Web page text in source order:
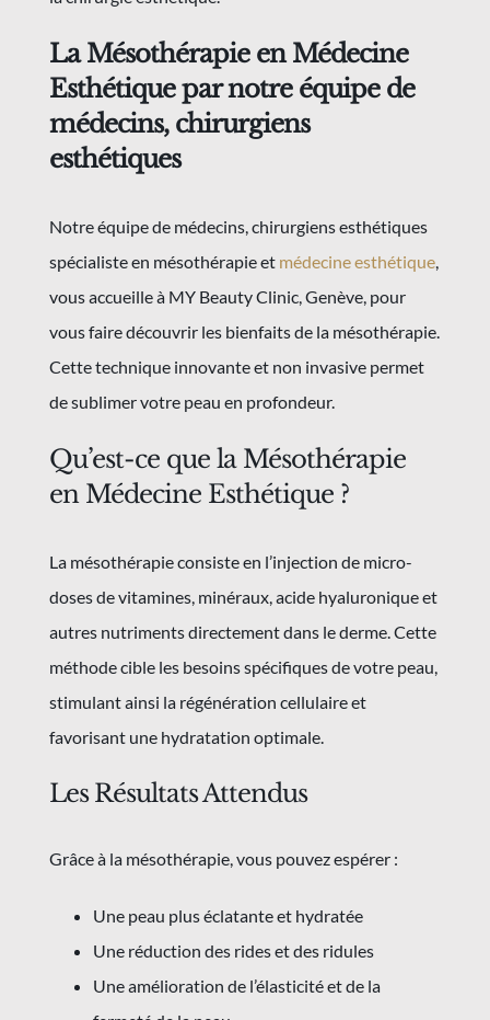
La Mésothérapie en Médecine
Esthétique par notre équipe de
médecins, chirurgiens
esthétiques
Notre équipe de médecins, chirurgiens esthétiques
spécialiste en mésothérapie et médecine esthétique,
vous accueille à MY Beauty Clinic, Genève, pour
vous faire découvrir les bienfaits de la mésothérapie.
Cette technique innovante et non invasive permet
de sublimer votre peau en profondeur.
Qu’est-ce que la Mésothérapie
en Médecine Esthétique ?
La mésothérapie consiste en l’injection de micro-
doses de vitamines, minéraux, acide hyaluronique et
autres nutriments directement dans le derme. Cette
méthode cible les besoins spécifiques de votre peau,
stimulant ainsi la régénération cellulaire et
favorisant une hydratation optimale.
Les Résultats Attendus
Grâce à la mésothérapie, vous pouvez espérer :
Une peau plus éclatante et hydratée
Une réduction des rides et des ridules
Une amélioration de l’élasticité et de la